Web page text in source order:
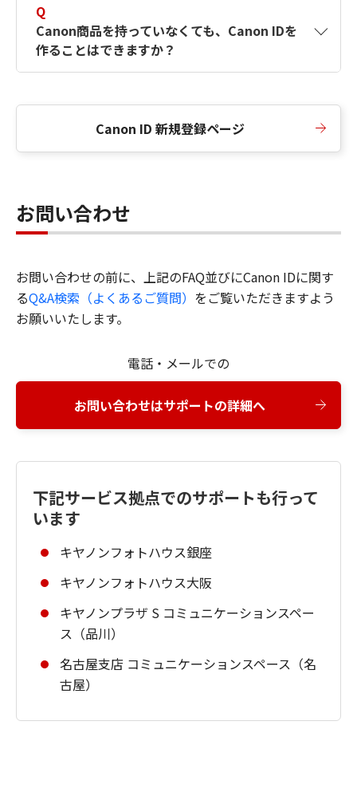
Q
Canon商品を持っていなくても、Canon IDを
作ることはできますか？
Canon ID 新規登録ページ
お問い合わせ
お問い合わせの前に、上記のFAQ並びにCanon IDに関す
るQ&A検索（よくあるご質問） をご覧いただきますよう
お願いいたします。
電話・メールでの
お問い合わせはサポートの詳細へ
下記サービス拠点でのサポートも行って
います
キヤノンフォトハウス銀座
キヤノンフォトハウス大阪
キヤノンプラザ S コミュニケーションスペー
ス（品川）
名古屋支店 コミュニケーションスペース（名
古屋）